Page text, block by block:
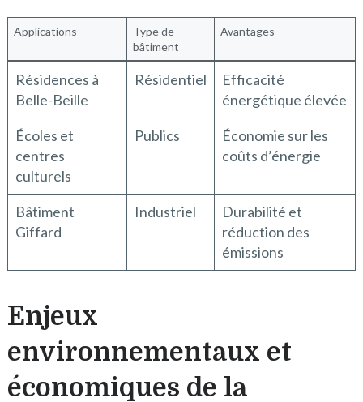
Applications
Type de
bâtiment
Avantages
Résidences à
Belle-Beille
Résidentiel
Efficacité
énergétique élevée
Écoles et
centres
culturels
Publics
Économie sur les
coûts d’énergie
Bâtiment
Giffard
Industriel
Durabilité et
réduction des
émissions
Enjeux
environnementaux et
économiques de la